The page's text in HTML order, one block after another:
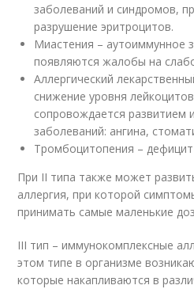
заболеваний и синдромов,
разрушение эритроцитов.
Миастения – аутоиммунное
появляются жалобы на
Аллергический
снижение уровня
сопровождается развитием
заболеваний: ангина,
Тромбоцитопения –
При II типа также может
аллергия, при которой
принимать самые маленькие
III тип – иммунокомплексные
этом типе в организме
которые накапливаются в